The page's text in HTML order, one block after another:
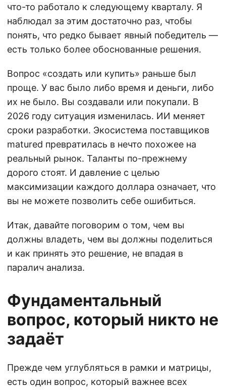
что-то работало к следующему кварталу. Я
наблюдал за этим достаточно раз, чтобы
понять, что редко бывает явный победитель —
есть только более обоснованные решения.
Вопрос «создать или купить» раньше был
проще. У вас было либо время и деньги, либо
их не было. Вы создавали или покупали. В
2026 году ситуация изменилась. ИИ меняет
сроки разработки. Экосистема поставщиков
matured превратилась в нечто похожее на
реальный рынок. Таланты по-прежнему
дорого стоят. И давление с целью
максимизации каждого доллара означает, что
вы не можете позволить себе ошибиться.
Итак, давайте поговорим о том, чем вы
должны владеть, чем вы должны поделиться
и как принять это решение, не впадая в
паралич анализа.
Фундаментальный
вопрос, который никто не
задаёт
Прежде чем углубляться в рамки и матрицы,
есть один вопрос, который важнее всех